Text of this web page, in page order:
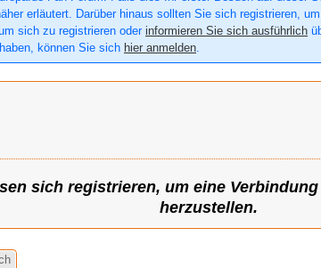
erläutert. Darüber hinaus sollten Sie sich registrieren,
sich zu registrieren oder informieren Sie sich ausführlich
können Sie sich hier anmelden.
sich registrieren, um eine
herzustellen.